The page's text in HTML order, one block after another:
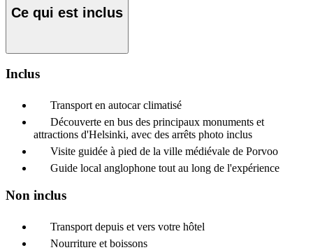
Ce qui est inclus
Inclus
Transport en autocar climatisé
Découverte en bus des principaux monuments et
attractions d'Helsinki, avec des arrêts photo inclus
Visite guidée à pied de la ville médiévale de Porvoo
Guide local anglophone tout au long de l'expérience
Non inclus
Transport depuis et vers votre hôtel
Nourriture et boissons